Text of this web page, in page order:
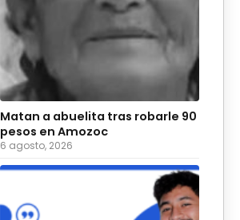
Matan a abuelita tras robarle 90
pesos en Amozoc
6 agosto, 2026